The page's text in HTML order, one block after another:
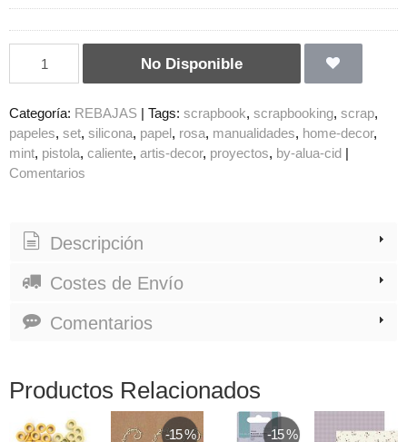
No Disponible
Categoría: REBAJAS | Tags: scrapbook scrapbooking scrap
papeles set silicona papel rosa manualidades home-decor
mint pistola caliente artis-decor proyectos by-alua-cid |
Comentarios
Descripción
Costes de Envío
Comentarios
Productos Relacionados
-15 % -15 %